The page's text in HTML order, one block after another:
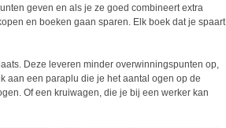
geven en als je ze goed combineert extra
en boeken gaan sparen. Elk boek dat je spaart
Deze leveren minder overwinningspunten op,
aan een paraplu die je het aantal ogen op de
Of een kruiwagen, die je bij een werker kan